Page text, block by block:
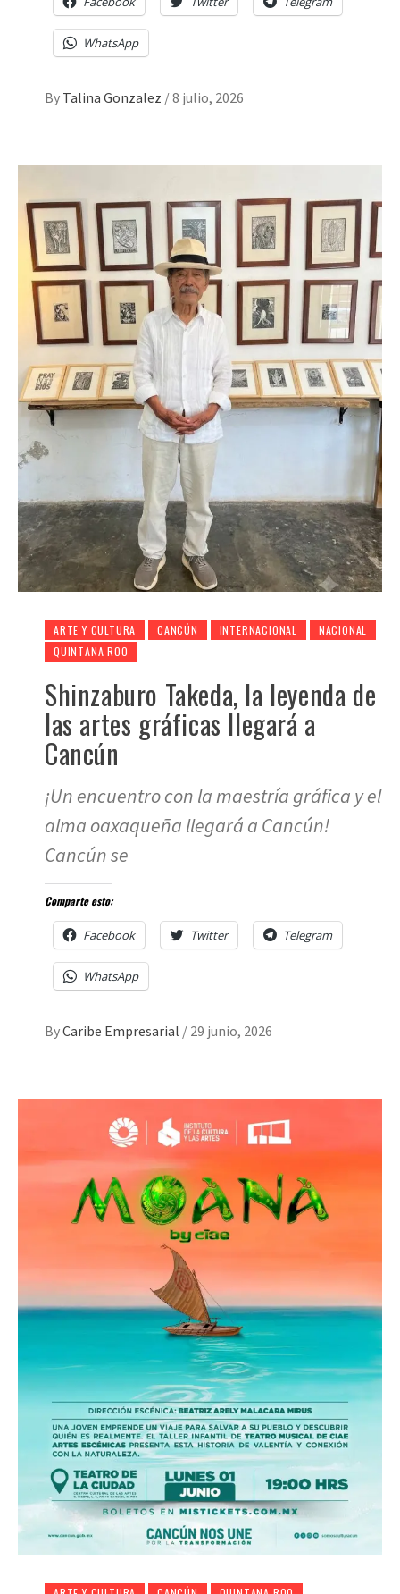
WhatsApp
By Talina Gonzalez /8 julio, 2026
ARTE Y CULTURA CANCÚN INTERNACIONAL
NACIONAL
QUINTANA ROO
Shinzaburo Takeda, la leyenda de
las artes gráficas llegará a
Cancún
¡Un encuentro con la maestría gráfica y el
alma oaxaqueña llegará a Cancún!
Cancún se
Comparte esto:
Facebook Twitter Telegram
WhatsApp
ByCaribe Empresarial / 29 junio, 2026